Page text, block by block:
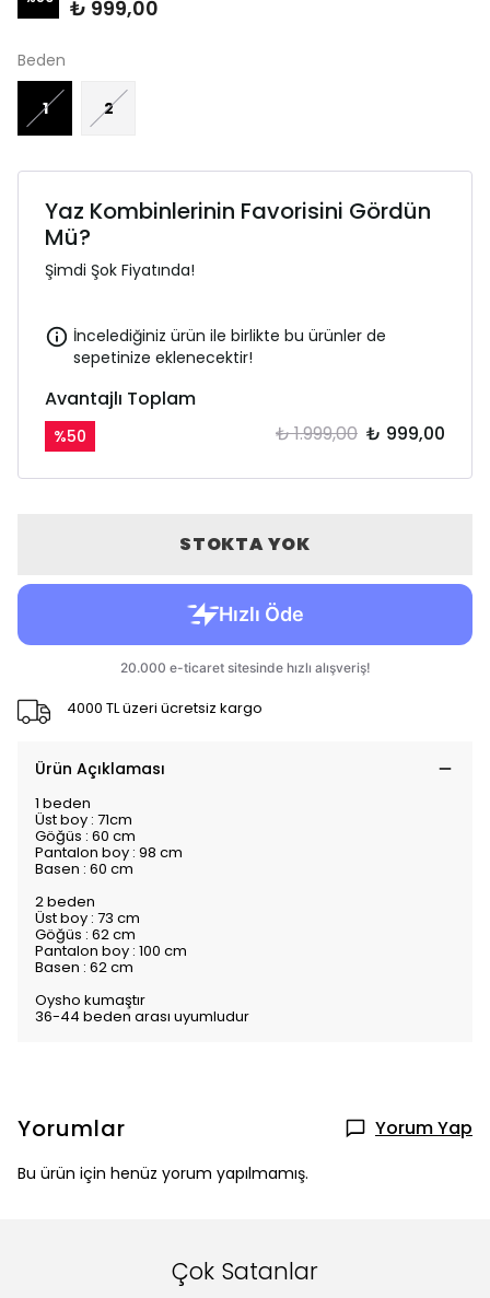
₺ 999,00
Beden
1 2
Yaz Kombinlerinin Favorisini Gördün
Mü?
Şimdi Şok Fiyatında!
İncelediğiniz ürün ile birlikte bu ürünler de
sepetinize eklenecektir!
Avantajlı Toplam
%50 ₺ 1.999,00 ₺ 999,00
STOKTA YOK
4000 TL üzeri ücretsiz kargo
Ürün Açıklaması
1 beden
Üst boy : 71cm
Göğüs : 60 cm
Pantalon boy : 98 cm
Basen : 60 cm
2 beden
Üst boy : 73 cm
Göğüs : 62 cm
Pantalon boy : 100 cm
Basen : 62 cm
Oysho kumaştır
36-44 beden arası uyumludur
Yorumlar Yorum Yap
Bu ürün için henüz yorum yapılmamış.
Çok Satanlar